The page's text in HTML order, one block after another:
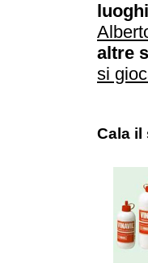
altre
si
Cala il